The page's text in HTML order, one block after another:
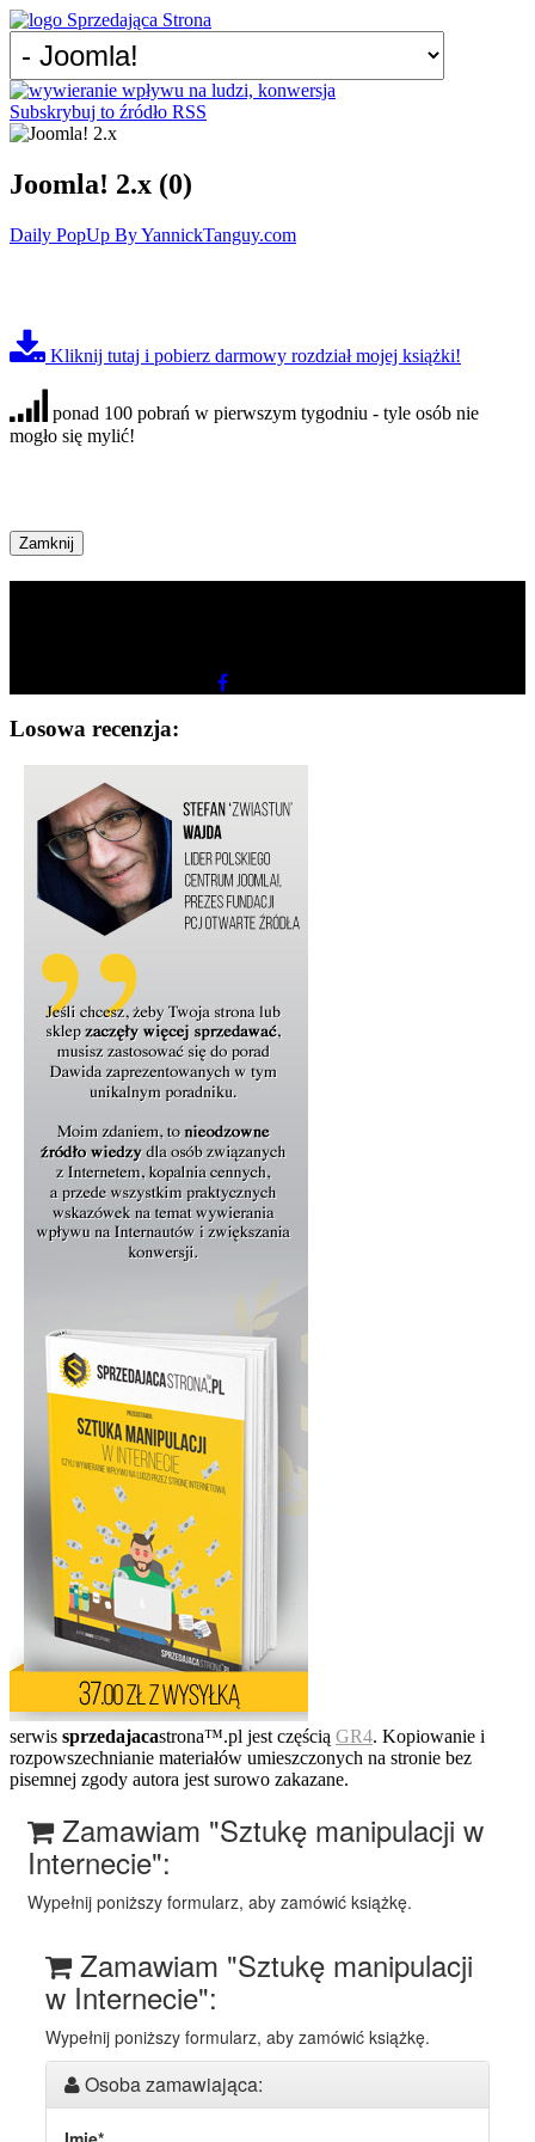
Subskrybuj to źródło RSS
Joomla! 2.x (0)
Daily PopUp By YannickTanguy.com
Kliknij tutaj i pobierz darmowy rozdział mojej książki!
ponad 100 pobrań w pierwszym tygodniu - tyle osób nie
mogło się mylić!
Losowa recenzja:
serwis sprzedajacastrona™.pl jest częścią GR4. Kopiowanie i
rozpowszechnianie materiałów umieszczonych na stronie bez
pisemnej zgody autora jest surowo zakazane.